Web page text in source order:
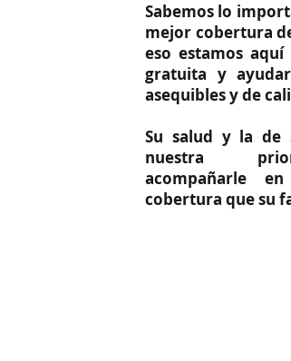
Sabemos lo
mejor cobertura
eso estamos
gratuita y
asequibles y de
Su salud y la de
nuestra
acompañarle
cobertura que su